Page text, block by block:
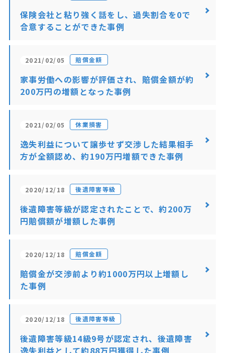
保険会社と粘り強く話をし、過失割合を0で
合意することができた事例
2021/02/05 賠償金額
家事労働への影響が評価され、賠償金額が約
200万円の増額となった事例
2021/02/05 休業損害
逸失利益について譲歩せず交渉した結果相手
方が全額認め、約190万円増額できた事例
2020/12/18 後遺障害等級
後遺障害等級が認定されたことで、約200万
円賠償額が増額した事例
2020/12/18 賠償金額
賠償金が交渉前より約1000万円以上増額し
た事例
2020/12/18 後遺障害等級
後遺障害等級14級9号が認定され、後遺障害
逸失利益として約88万円獲得した事例